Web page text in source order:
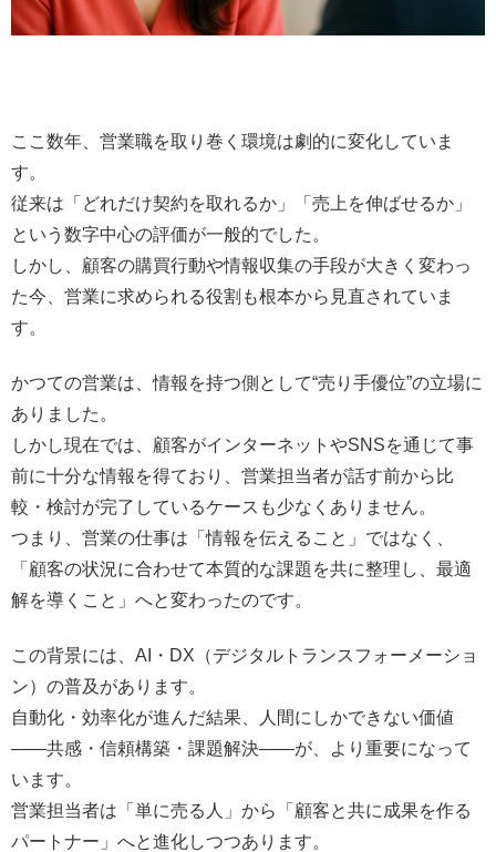
ここ数年、営業職を取り巻く環境は劇的に変化していま
す。
従来は「どれだけ契約を取れるか」「売上を伸ばせるか」
という数字中心の評価が一般的でした。
しかし、顧客の購買行動や情報収集の手段が大きく変わっ
た今、営業に求められる役割も根本から見直されていま
す。
かつての営業は、情報を持つ側として“売り手優位”の立場に
ありました。
しかし現在では、顧客がインターネットやSNSを通じて事
前に十分な情報を得ており、営業担当者が話す前から比
較・検討が完了しているケースも少なくありません。
つまり、営業の仕事は「情報を伝えること」ではなく、
「顧客の状況に合わせて本質的な課題を共に整理し、最適
解を導くこと」へと変わったのです。
この背景には、AI・DX（デジタルトランスフォーメーショ
ン）の普及があります。
自動化・効率化が進んだ結果、人間にしかできない価値
――共感・信頼構築・課題解決――が、より重要になって
います。
営業担当者は「単に売る人」から「顧客と共に成果を作る
パートナー」へと進化しつつあります。